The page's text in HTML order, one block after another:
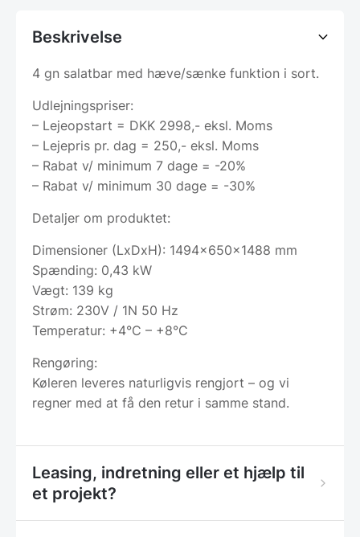
Beskrivelse
4 gn salatbar med hæve/sænke funktion i sort.
Udlejningspriser:
– Lejeopstart = DKK 2998,- eksl. Moms
– Lejepris pr. dag = 250,- eksl. Moms
– Rabat v/ minimum 7 dage = -20%
– Rabat v/ minimum 30 dage = -30%
Detaljer om produktet:
Dimensioner (LxDxH): 1494x650x1488 mm
Spænding: 0,43 kW
Vægt: 139 kg
Strøm: 230V / 1N 50 Hz
Temperatur: +4°C – +8°C
Rengøring:
Køleren leveres naturligvis rengjort – og vi
regner med at få den retur i samme stand.
Leasing, indretning eller et hjælp til
et projekt?